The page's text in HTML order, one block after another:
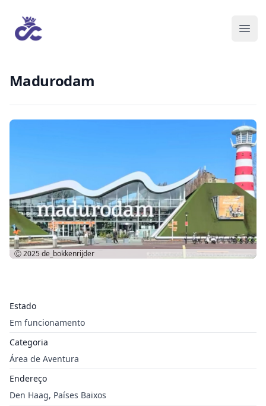
Madurodam
Estado
Em funcionamento
Categoria
Área de Aventura
Endereço
Den Haag, Países Baixos
Ⓒ 2025de_bokkenrijder